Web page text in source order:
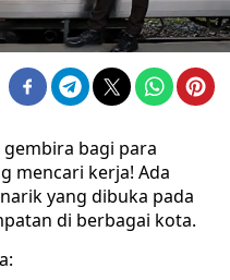
gembira bagi para
mencari kerja! Ada
yang dibuka pada
di berbagai kota.